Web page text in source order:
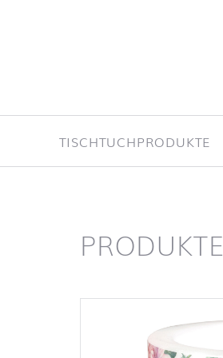
TISCHTUCHPRODUKTE
Startseite
PRODUKTE